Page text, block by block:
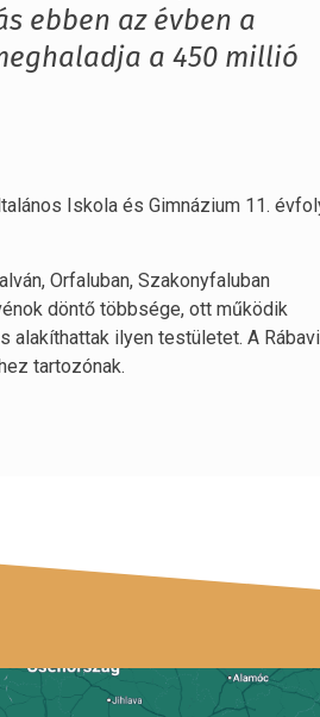
ebben az évben a
a 450 millió
Iskola és Gimnázium 11.
Orfaluban, Szakonyfaluban
döntő többsége, ott működik
alakíthattak ilyen testületet. A
tartozónak.